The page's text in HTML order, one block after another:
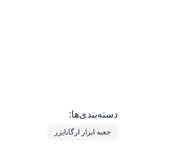
دسته‌بندی‌ها:
جعبه ابزار ارگانایزر